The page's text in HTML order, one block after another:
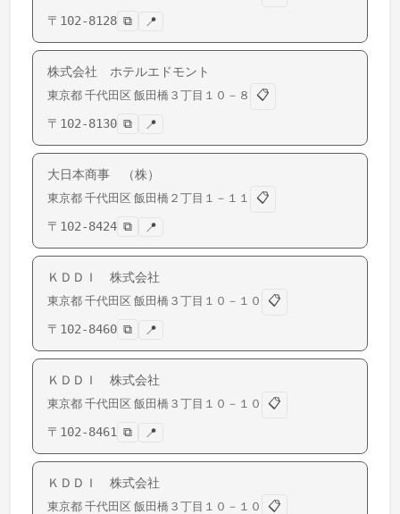
〒 102-8128 ⧉ 📍
株式会社 ホテルエドモント
東京都 千代田区 飯田橋 ３丁目１０－８
📋
〒 102-8130 ⧉ 📍
大日本商事 （株）
東京都 千代田区 飯田橋 ２丁目１－１１
📋
〒 102-8424 ⧉ 📍
ＫＤＤＩ 株式会社
東京都 千代田区 飯田橋 ３丁目１０－１０
📋
〒 102-8460 ⧉ 📍
ＫＤＤＩ 株式会社
東京都 千代田区 飯田橋 ３丁目１０－１０
📋
〒 102-8461 ⧉ 📍
ＫＤＤＩ 株式会社
東京都 千代田区 飯田橋 ３丁目１０－１０
📋